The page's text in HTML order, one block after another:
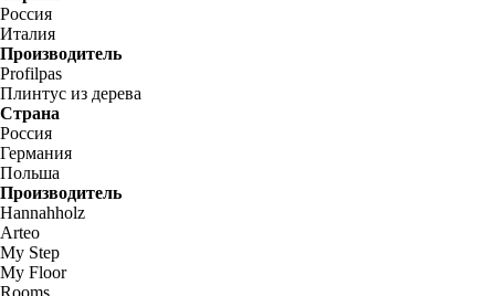
Россия
Италия
Производитель
Profilpas
Плинтус из дерева
Страна
Россия
Германия
Польша
Производитель
Hannahholz
Arteo
My Step
My Floor
Rooms